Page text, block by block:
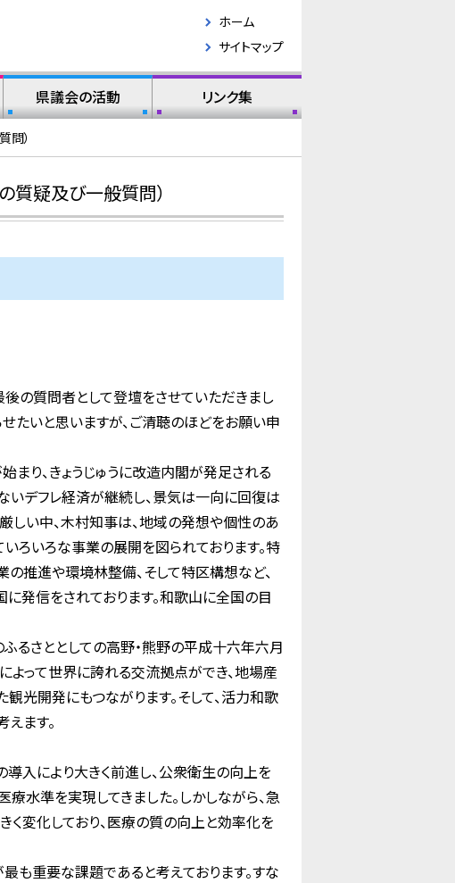
ホーム
サイトマップ
県議会の活動 リンク集
）
疑及び一般質問）
の質問者として登壇をさせていただきまし
たいと思いますが、ご清聴のほどをお願い申
り、きょうじゅうに改造内閣が発足される
いデフレ経済が継続し、景気は一向に回復は
しい中、木村知事は、地域の発想や個性のあ
ろいろな事業の展開を図られております。特
推進や環境林整備、そして特区構想など、
発信をされております。和歌山に全国の目
るさととしての高野・熊野の平成十六年六月
よって世界に誇れる交流拠点ができ、地場産
光開発にもつながります。そして、活力和歌
ます。
入により大きく前進し、公衆衛生の向上を
水準を実現してきました。しかしながら、急
変化しており、医療の質の向上と効率化を
も重要な課題であると考えております。すな